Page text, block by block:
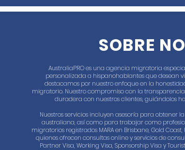
SOBRE
AustraliaPRO es una agencia migratoria
personalizada a hispanohablantes que desean
destacamos por nuestro enfoque en la
migratorio. Nuestro compromiso con la
duradera con nuestros clientes, guiándolos
Nuestros servicios incluyen asesoría para
australiana, así como para trabajar como
migratorios registrados MARA en Brisbane, Gold
quienes ofrecen consultas online y servicios de
Partner Visa, Working Visa, Sponsorship Visa y